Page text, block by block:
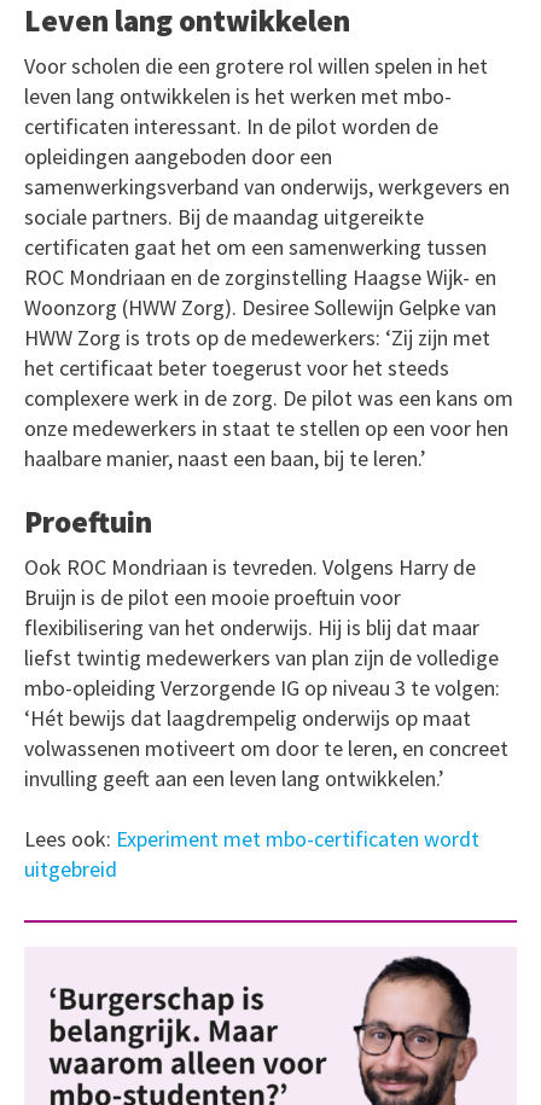
Leven lang ontwikkelen
Voor scholen die een grotere rol willen spelen in het
leven lang ontwikkelen is het werken met mbo-
certificaten interessant. In de pilot worden de
opleidingen aangeboden door een
samenwerkingsverband van onderwijs, werkgevers en
sociale partners. Bij de maandag uitgereikte
certificaten gaat het om een samenwerking tussen
ROC Mondriaan en de zorginstelling Haagse Wijk- en
Woonzorg (HWW Zorg). Desiree Sollewijn Gelpke van
HWW Zorg is trots op de medewerkers: ‘Zij zijn met
het certificaat beter toegerust voor het steeds
complexere werk in de zorg. De pilot was een kans om
onze medewerkers in staat te stellen op een voor hen
haalbare manier, naast een baan, bij te leren.’
Proeftuin
Ook ROC Mondriaan is tevreden. Volgens Harry de
Bruijn is de pilot een mooie proeftuin voor
flexibilisering van het onderwijs. Hij is blij dat maar
liefst twintig medewerkers van plan zijn de volledige
mbo-opleiding Verzorgende IG op niveau 3 te volgen:
‘Hét bewijs dat laagdrempelig onderwijs op maat
volwassenen motiveert om door te leren, en concreet
invulling geeft aan een leven lang ontwikkelen.’
Lees ook: Experiment met mbo-certificaten wordt
uitgebreid